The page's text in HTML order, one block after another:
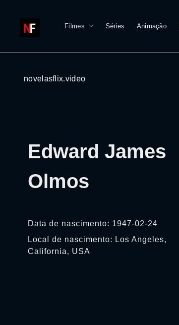
Filmes Séries Animação
novelasflix.video
Edward James
Olmos
Data de nascimento: 1947-02-24
Local de nascimento: Los Angeles,
California, USA